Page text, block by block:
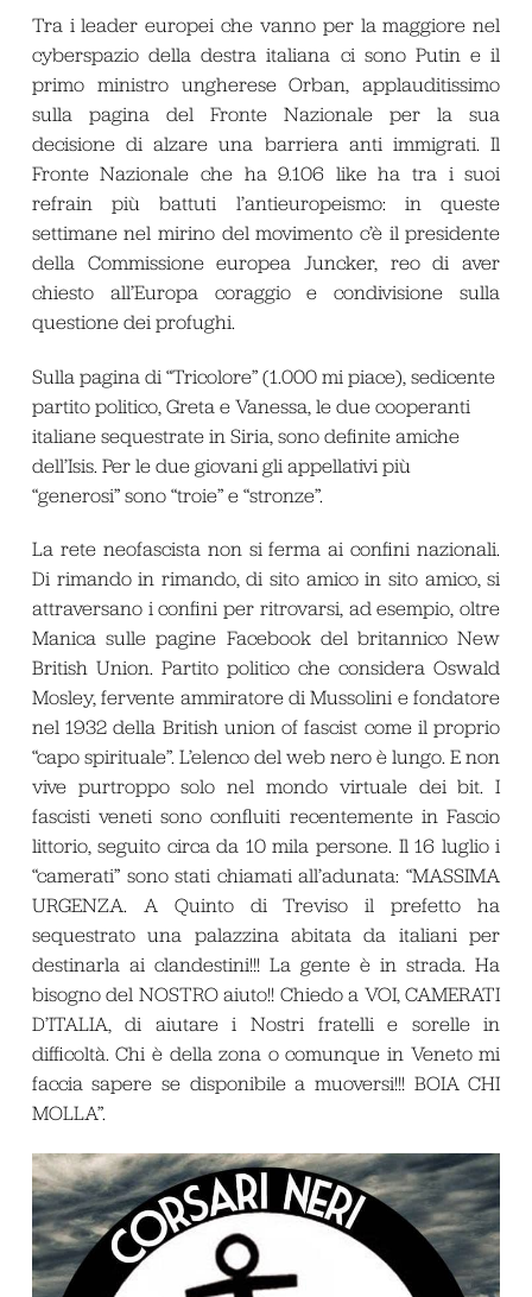
Tra i leader europei che vanno per la maggiore nel
cyberspazio della destra italiana ci sono Putin e il
primo ministro ungherese Orban, applauditissimo
sulla pagina del Fronte Nazionale per la sua
decisione di alzare una barriera anti immigrati. Il
Fronte Nazionale che ha 9.106 like ha tra i suoi
refrain più battuti l’antieuropeismo: in queste
settimane nel mirino del movimento c’è il presidente
della Commissione europea Juncker, reo di aver
chiesto all’Europa coraggio e condivisione sulla
questione dei profughi.
Sulla pagina di “Tricolore” (1.000 mi piace), sedicente
partito politico, Greta e Vanessa, le due cooperanti
italiane sequestrate in Siria, sono definite amiche
dell’Isis. Per le due giovani gli appellativi più
“generosi” sono “troie” e “stronze”.
La rete neofascista non si ferma ai confini nazionali.
Di rimando in rimando, di sito amico in sito amico, si
attraversano i confini per ritrovarsi, ad esempio, oltre
Manica sulle pagine Facebook del britannico New
British Union. Partito politico che considera Oswald
Mosley, fervente ammiratore di Mussolini e fondatore
nel 1932 della British union of fascist come il proprio
“capo spirituale”. L’elenco del web nero è lungo. E non
vive purtroppo solo nel mondo virtuale dei bit. I
fascisti veneti sono confluiti recentemente in Fascio
littorio, seguito circa da 10 mila persone. Il 16 luglio i
“camerati” sono stati chiamati all’adunata: “MASSIMA
URGENZA. A Quinto di Treviso il prefetto ha
sequestrato una palazzina abitata da italiani per
destinarla ai clandestini!!! La gente è in strada. Ha
bisogno del NOSTRO aiuto!! Chiedo a VOI, CAMERATI
D’ITALIA, di aiutare i Nostri fratelli e sorelle in
difficoltà. Chi è della zona o comunque in Veneto mi
faccia sapere se disponibile a muoversi!!! BOIA CHI
MOLLA”.